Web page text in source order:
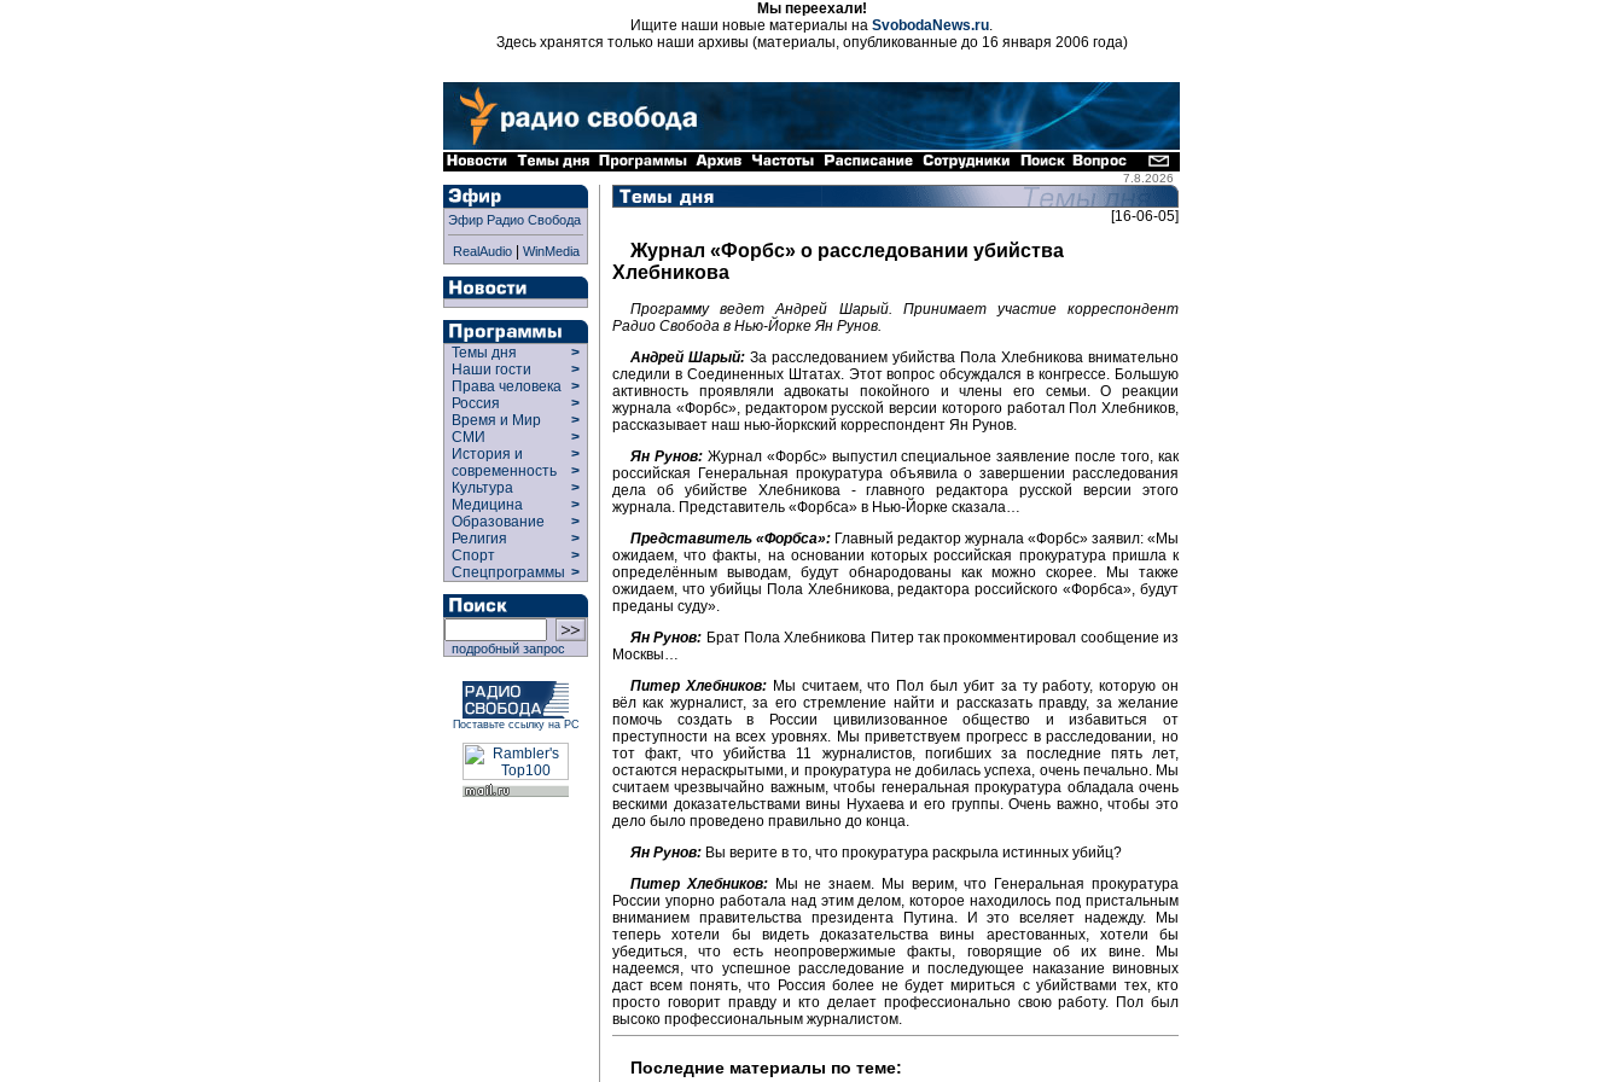
Мы переехали!
Ищите наши новые материалы на SvobodaNews.ru.
Здесь хранятся только наши архивы (материалы, опубликованные до 16 января 2006 года)
7.8.2026
Эфир Радио Свобода
RealAudio| WinMedia
Темы дня
>
Наши гости
>
Права человека >
Россия
>
Время и Мир
>
СМИ
>
История и
современность
>
>
Культура
>
Медицина
>
Образование
>
Религия
>
Спорт
>
Спецпрограммы >
подробный запрос
Поставьте ссылку на РС
[16-06-05]
Журнал «Форбс» о расследовании убийства
Хлебникова
Программу ведет Андрей Шарый. Принимает участие корреспондент
Радио Свобода в Нью-Йорке Ян Рунов.
Андрей Шарый: За расследованием убийства Пола Хлебникова внимательно
следили в Соединенных Штатах. Этот вопрос обсуждался в конгрессе. Большую
активность проявляли адвокаты покойного и члены его семьи. О реакции
журнала «Форбс», редактором русской версии которого работал Пол Хлебников,
рассказывает наш нью-йоркский корреспондент Ян Рунов.
Ян Рунов:Журнал «Форбс» выпустил специальное заявление после того, как
российская Генеральная прокуратура объявила о завершении расследования
дела об убийстве Хлебникова - главного редактора русской версии этого
журнала. Представитель «Форбса» в Нью-Йорке сказала…
Представитель «Форбса»: Главный редактор журнала «Форбс» заявил: «Мы
ожидаем, что факты, на основании которых российская прокуратура пришла к
определённым выводам, будут обнародованы как можно скорее. Мы также
ожидаем, что убийцы Пола Хлебникова, редактора российского «Форбса», будут
преданы суду».
Ян Рунов: Брат Пола Хлебникова Питер так прокомментировал сообщение из
Москвы…
Питер Хлебников:Мы считаем, что Пол был убит за ту работу, которую он
вёл как журналист, за его стремление найти и рассказать правду, за желание
помочь создать в России цивилизованное общество и избавиться от
преступности на всех уровнях. Мы приветствуем прогресс в расследовании, но
тот факт, что убийства 11 журналистов, погибших за последние пять лет,
остаются нераскрытыми, и прокуратура не добилась успеха, очень печально. Мы
считаем чрезвычайно важным, чтобы генеральная прокуратура обладала очень
вескими доказательствами вины Нухаева и его группы. Очень важно, чтобы это
дело было проведено правильно до конца.
Ян Рунов: Вы верите в то, что прокуратура раскрыла истинных убийц?
Питер Хлебников:Мы не знаем. Мы верим, что Генеральная прокуратура
России упорно работала над этим делом, которое находилось под пристальным
вниманием правительства президента Путина. И это вселяет надежду. Мы
теперь хотели бы видеть доказательства вины арестованных, хотели бы
убедиться, что есть неопровержимые факты, говорящие об их вине. Мы
надеемся, что успешное расследование и последующее наказание виновных
даст всем понять, что Россия более не будет мириться с убийствами тех, кто
просто говорит правду и кто делает профессионально свою работу. Пол был
высоко профессиональным журналистом.
Последние материалы по теме: